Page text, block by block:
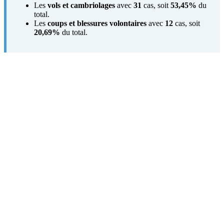
Les vols et cambriolages avec 31 cas, soit 53,45% du
total.
Les coups et blessures volontaires avec 12 cas, soit
20,69% du total.